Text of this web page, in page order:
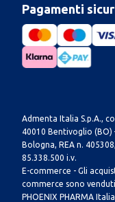
Pagamenti
Admenta Italia S.p.A.,
40010 Bentivoglio (BO)
Bologna, REA n.
85.338.500 i.v.
E-commerce - Gli
commerce sono
PHOENIX PHARMA